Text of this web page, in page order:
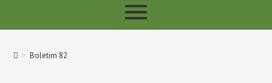
> Boletim 82